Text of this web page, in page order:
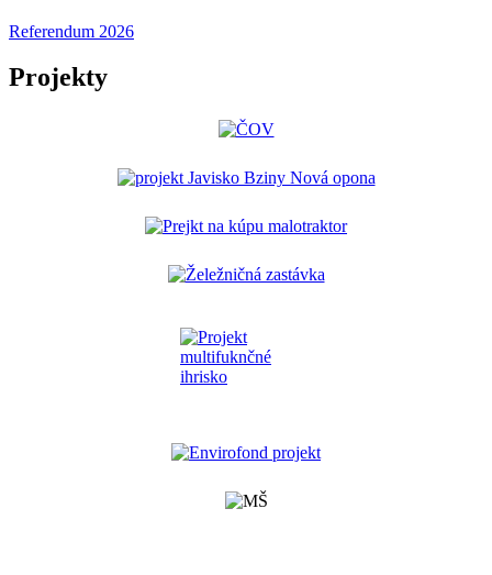
Referendum 2026
Projekty